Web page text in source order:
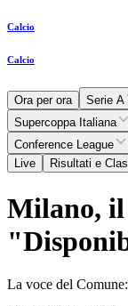
Calcio
Calcio
Ora per ora Serie A
Supercoppa Italiana
Conference League
Live
Risultati e
Milano, il
La voce del